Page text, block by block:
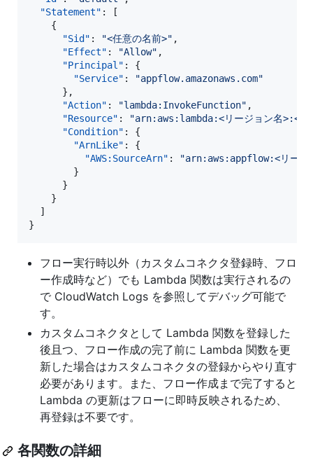
"Statement" : [
    {
"Sid" : "<任意の名前>" ,
"Effect" : "Allow" ,
"Principal" : {
"Service" : "appflow.amazonaws.com"
      },
"Action" : "lambda:InvokeFunction" ,
"Resource" : "arn:aws:lambda:<リージョン名>:<
"Condition" : {
"ArnLike" : {
"AWS:SourceArn" : "arn:aws:appflow:<リージ
        }
      }
    }
  ]
}
フロー実行時以外（カスタムコネクタ登録時、フロ
ー作成時など）でも Lambda 関数は実行されるの
で CloudWatch Logs を参照してデバッグ可能で
す。
カスタムコネクタとして Lambda 関数を登録した
後且つ、フロー作成の完了前に Lambda 関数を更
新した場合はカスタムコネクタの登録からやり直す
必要があります。また、フロー作成まで完了すると
Lambda の更新はフローに即時反映されるため、
再登録は不要です。
各関数の詳細